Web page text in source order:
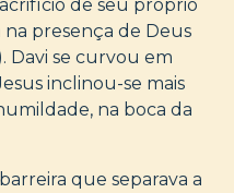
de seu próprio
presença de Deus
Davi se curvou em
inclinou-se mais
na boca da
que separava a